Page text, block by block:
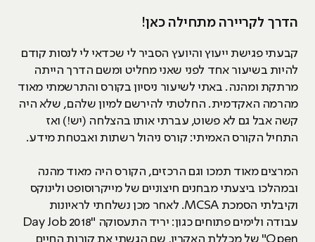
הדרך לקריירה מתחילה כאן!
קבעתי פגישת ייעוץ והיועץ הסביר לי שכדאי לי לנסות קודם
להיות בשיעור אחד לפני שאני מחליט ומשם הדרך הייתה
מרתקת ומהנה. באתי לשיעור ניסיון בקורס והתרשמתי מאוד
מהרמה האקדמית. החלטתי להירשם למיון שלהם, שלא היה
קשה אבל גם לא פשוט, עברתי אותו בהצלחה (יש!) ואז
התחיל הקורס האמיתי: קורס ניהול רשתות ואבטחת מידע.
המרצים מאוד תמכו וגם הרכזים, הקורס היה מאוד מהנה
ובמהלכו ביצעתי מבחנים חיצוניים של מייקרוסופט ולינוקס
וקיבלתי הסמכת MCSA. לאחר מכן נשלחתי לראיונות
עבודה ולימים פתוחים כגון: יריד התעסוקה "2018 Day Job
Open" של מכללת האקריו, שם הגשתי את קורות החיים